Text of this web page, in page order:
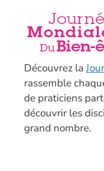
Découvrez la
rassemble
de praticiens
découvrir les
grand nombre.